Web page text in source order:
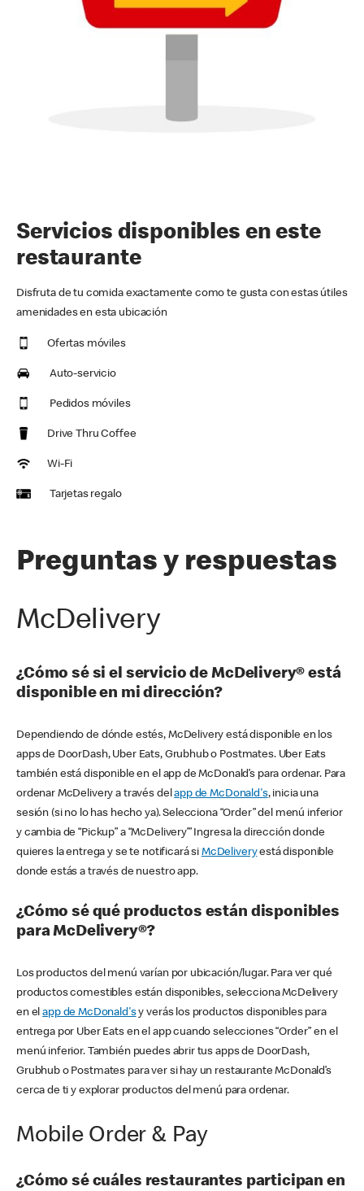
Servicios disponibles en este
restaurante
Disfruta de tu comida exactamente como te gusta con estas útiles
amenidades en esta ubicación
Ofertas móviles
Auto-servicio
Pedidos móviles
Drive Thru Coffee
Wi-Fi
Tarjetas regalo
Preguntas y respuestas
McDelivery
¿Cómo sé si el servicio de McDelivery® está
disponible en mi dirección?
Dependiendo de dónde estés, McDelivery está disponible en los
apps de DoorDash, Uber Eats, Grubhub o Postmates. Uber Eats
también está disponible en el app de McDonald’s para ordenar. Para
ordenar McDelivery a través delapp de McDonald's, inicia una
sesión (si no lo has hecho ya). Selecciona “Order” del menú inferior
y cambia de “Pickup” a “McDelivery’” Ingresa la dirección donde
quieres la entrega y se te notificará si McDeliveryestá disponible
donde estás a través de nuestro app.
¿Cómo sé qué productos están disponibles
para McDelivery®?
Los productos del menú varían por ubicación/lugar. Para ver qué
productos comestibles están disponibles, selecciona McDelivery
en elapp de McDonald'sy verás los productos disponibles para
entrega por Uber Eats en el app cuando selecciones “Order” en el
menú inferior. También puedes abrir tus apps de DoorDash,
Grubhub o Postmates para ver si hay un restaurante McDonald’s
cerca de ti y explorar productos del menú para ordenar.
Mobile Order & Pay
¿Cómo sé cuáles restaurantes participan en